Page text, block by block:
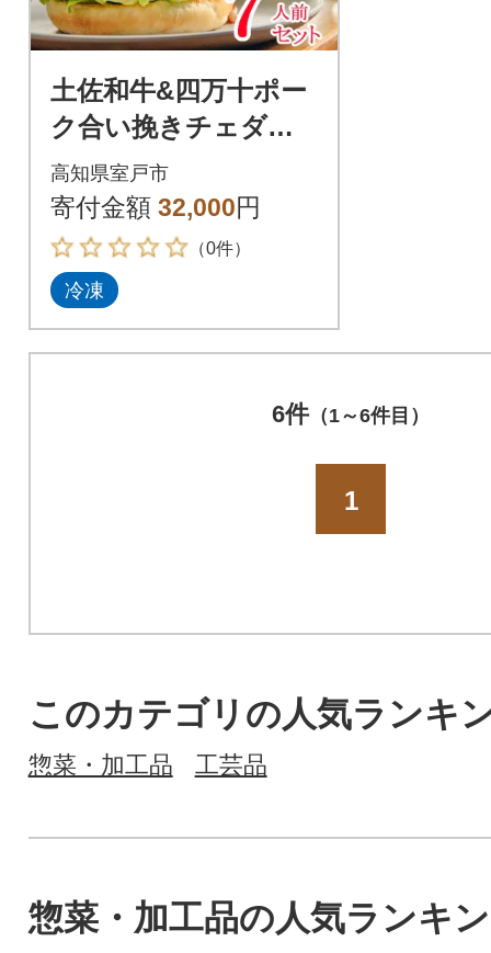
土佐和牛&四万十ポー
ク合い挽きチェダー
チーズバーガーセッ
ト【オーロラソー
ス】【7人前】
高知県室戸市
寄付金額 32,000円
（0件）
冷凍
6件（1～6件目）
1
このカテゴリの人気ランキ
惣菜・加工品 工芸品
惣菜・加工品の人気ランキ